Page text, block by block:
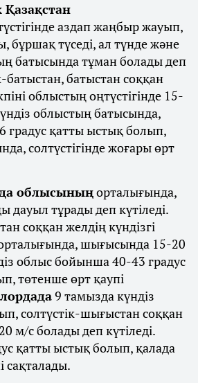
Қазақстан
аздап жаңбыр жауып,
бұршақ түседі, ал түнде және
батысында тұман болады деп
батыстан, батыстан соққан
облыстың оңтүстігінде 15-
облыстың батысында,
градус қатты ыстық болып,
солтүстігінде жоғары өрт
облысыныңорталығында,
тұрады деп күтіледі.
соққан желдің күндізгі
шығысында 15-20
облыс бойынша 40-43 градус
төтенше өрт қаупі
9 тамызда күндіз
солтүстік-шығыстан соққан
м/с болады деп күтіледі.
қатты ыстық болып, қалада
сақталады.